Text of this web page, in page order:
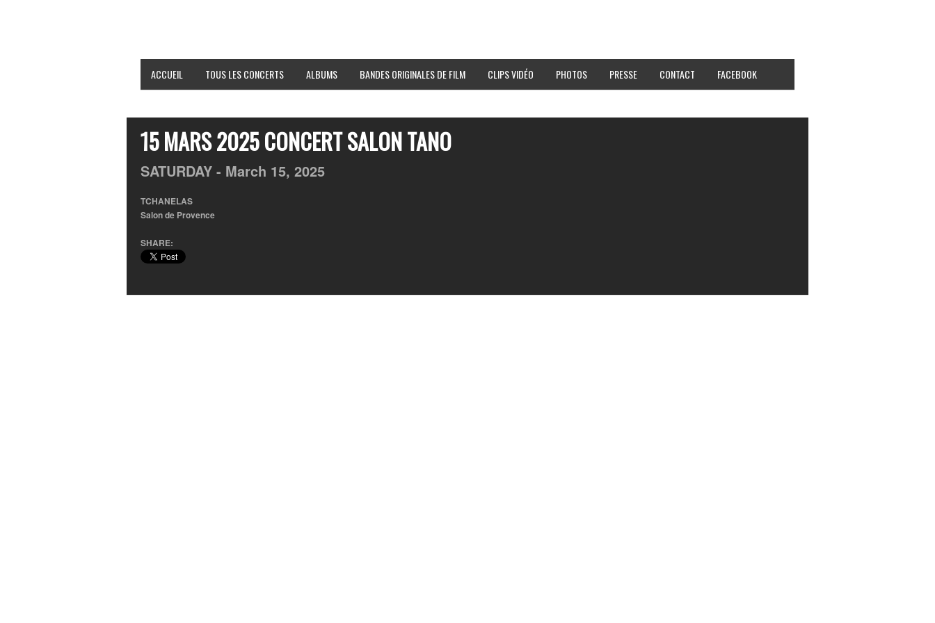
ACCUEIL TOUS LES CONCERTS ALBUMS BANDES ORIGINALES DE FILM CLIPS VIDÉO PHOTOS PRESSE CONTACT FACEBOOK
15 MARS 2025 CONCERT SALON TANO
SATURDAY - March 15, 2025
TCHANELAS
Salon de Provence
SHARE: